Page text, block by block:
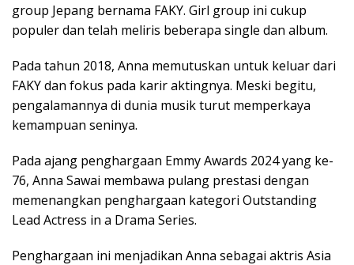
group Jepang bernama FAKY. Girl group ini cukup
populer dan telah meliris beberapa single dan album.
Pada tahun 2018, Anna memutuskan untuk keluar dari
FAKY dan fokus pada karir aktingnya. Meski begitu,
pengalamannya di dunia musik turut memperkaya
kemampuan seninya.
Pada ajang penghargaan Emmy Awards 2024 yang ke-
76, Anna Sawai membawa pulang prestasi dengan
memenangkan penghargaan kategori Outstanding
Lead Actress in a Drama Series.
Penghargaan ini menjadikan Anna sebagai aktris Asia